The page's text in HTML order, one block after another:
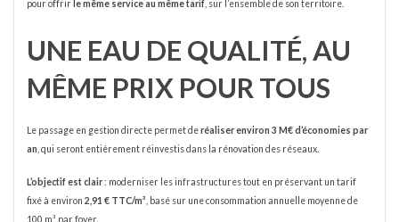
pour offrir le même service au même tarif , sur l’ensemble de son territoire.
UNE EAU DE QUALITÉ, AU
MÊME PRIX POUR TOUS
Le passage en gestion directe permet deréaliser environ 3 M€ d’économies par
an , qui seront entièrement réinvestis dans la rénovation des réseaux.
L’objectif est clair: moderniser les infrastructures tout en préservant un tarif
fixé à environ 2,91 € TTC/m³ , basé sur une consommation annuelle moyenne de
100 m³ par foyer.